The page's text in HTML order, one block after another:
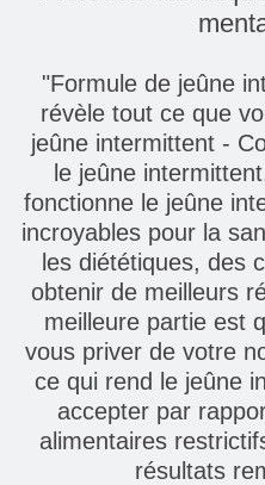
"Formule de jeûne
révèle tout ce que
jeûne intermittent -
le jeûne
fonctionne le jeûne
incroyables pour la
les diététiques, des
obtenir de meilleurs
meilleure partie est
vous priver de votre
ce qui rend le jeûne
accepter par
alimentaires
résultats